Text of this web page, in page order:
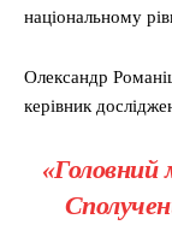
національному
Олександр
керівник
«Головний